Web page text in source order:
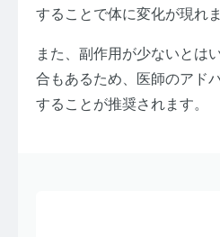
することで体に変化が現れま
また、副作用が少ないとは
合もあるため、医師のアド
することが推奨されます。